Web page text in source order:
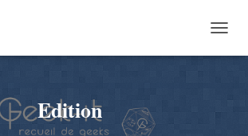
LA
Edition